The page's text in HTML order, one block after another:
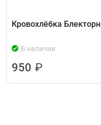
Кровохлёбка Блекторн
В наличии
950 ₽